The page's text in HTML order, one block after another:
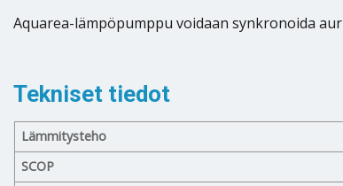
Aquarea-lämpöpumppu voidaan synkronoida
Tekniset tiedot
Lämmitysteho
SCOP